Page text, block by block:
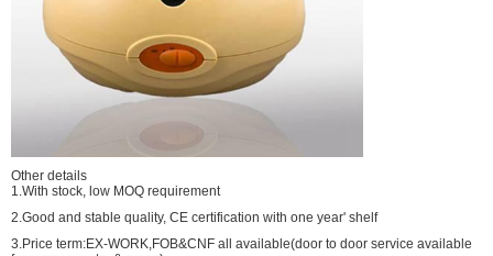
Other details
1.With stock, low MOQ requirement
2.Good and stable quality, CE certification with one year' shelf
3.Price term:EX-WORK,FOB&CNF all available(door to door service available